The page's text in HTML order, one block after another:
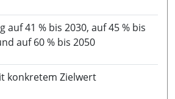
auf 41 % bis 2030, auf 45 % bis
auf 60 % bis 2050
konkretem Zielwert